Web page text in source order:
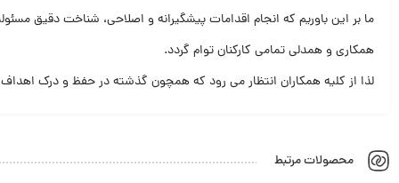
ما بر این باوریم که انجام اقدامات پیشگیرانه و اصلاحی، شناخت دقیق
همکاری و همدلی تمامی کارکنان توام گردد.
لذا از کلیه همکاران انتظار می رود که همچون گذشته در حفظ و درک
محصولات مرتبط